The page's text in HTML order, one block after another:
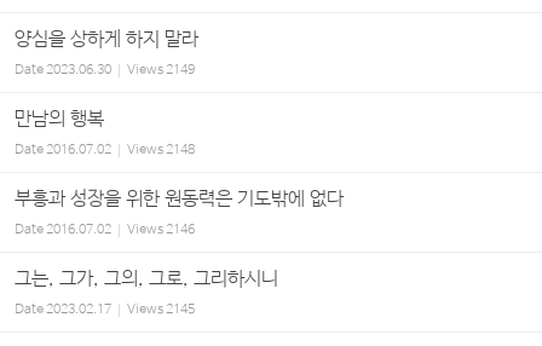
양심을 상하게 하지 말라
Date2023.06.30 Views2149
만남의 행복
Date2016.07.02 Views2148
부흥과 성장을 위한 원동력은 기도밖에 없다
Date2016.07.02 Views2146
그는, 그가, 그의, 그로, 그리하시니
Date2023.02.17 Views2145